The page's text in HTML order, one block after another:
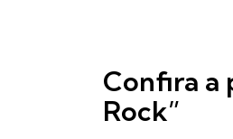
Confira a
Rock”